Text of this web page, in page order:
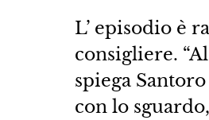
L’ episodio è
consigliere.
spiega
con lo